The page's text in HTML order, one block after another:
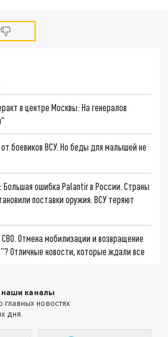
в центре Москвы: На генералов
боевиков ВСУ. Но беды для малышей не
Большая ошибка Palantir в России. Страны
поставки оружия. ВСУ теряют
Отмена мобилизации и возвращение
Отличные новости, которые ждали все
каналы
главных новостях
дня.